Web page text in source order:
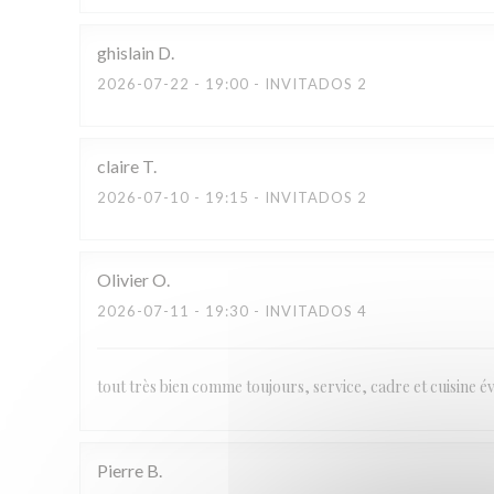
ghislain D
2026-07-22 - 19:00 - INVITADOS 2
claire T
2026-07-10 - 19:15 - INVITADOS 2
OlivierO
2026-07-11 - 19:30 - INVITADOS 4
tout très bien comme toujours, service, cadre et cuisine
Pierre B